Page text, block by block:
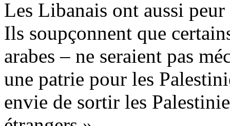
Les Libanais ont aussi
Ils soupçonnent que
arabes – ne seraient pas
une patrie pour les
envie de sortir les